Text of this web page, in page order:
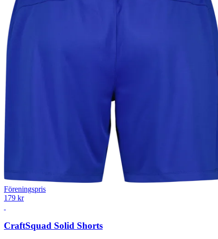
Föreningspris
179 kr
CraftSquad Solid Shorts